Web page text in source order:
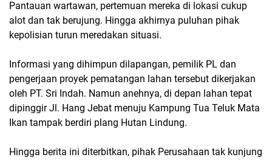
Pantauan wartawan, pertemuan mereka di lokasi cukup
alot dan tak berujung. Hingga akhirnya puluhan pihak
kepolisian turun meredakan situasi.
Informasi yang dihimpun dilapangan, pemilik PL dan
pengerjaan proyek pematangan lahan tersebut dikerjakan
oleh PT. Sri Indah. Namun anehnya, di depan lahan tepat
dipinggir Jl. Hang Jebat menuju Kampung Tua Teluk Mata
Ikan tampak berdiri plang Hutan Lindung.
Hingga berita ini diterbitkan, pihak Perusahaan tak kunjung